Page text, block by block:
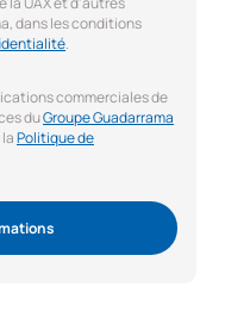
dans les conditions
.
commerciales de
duGroupe Guadarrama
Politique de